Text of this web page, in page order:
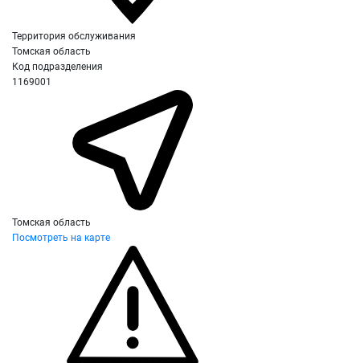
Территория обслуживания
Томская область
Код подразделения
1169001
Томская область
Посмотреть на карте